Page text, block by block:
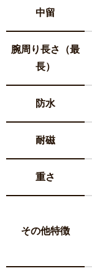
中留
腕周り長さ（最
長）
防水
耐磁
重さ
その他特徴